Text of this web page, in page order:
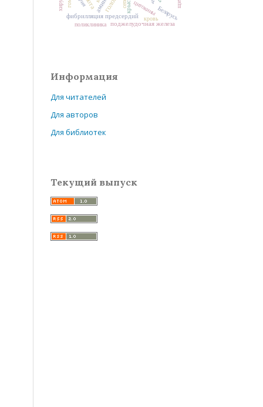
фибрилляция предсердий
крысы
поджелудочная железа
цитокиныБеларусь
поликлиника
кровь
Информация
Для читателей
Для авторов
Для библиотек
Текущий выпуск